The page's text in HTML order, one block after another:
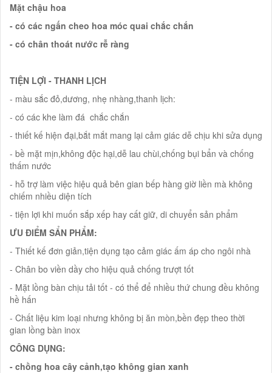
Mặt chậu hoa
- có các ngấn cheo hoa móc quai chắc chắn
- có chân thoát nước rễ ràng
TIỆN LỢI - THANH LỊCH
- màu sắc đỏ,dương, nhẹ nhàng,thanh lịch:
- có các khe làm đá chắc chắn
- thiết kế hiện đại,bắt mắt mang lại cảm giác dễ chịu khi sửa dụng
- bề mặt mịn,không độc hại,dễ lau chùi,chống bụi bẩn và chống
thấm nước
- hỗ trợ làm việc hiệu quả bên gian bếp hàng giờ liền mà không
chiếm nhiều diện tích
- tiện lợi khi muốn sắp xếp hay cất giữ, di chuyển sản phẩm
ƯU ĐIỂM SẨN PHẨM:
- Thiết kế đơn giản,tiện dụng tạo cảm giác ấm áp cho ngôi nhà
- Chân bo viền dầy cho hiệu quả chống trượt tốt
- Mặt lồng bàn chịu tải tốt - có thể để nhiều thứ chung đều không
hề hấn
- Chất liệu kim loại nhưng không bị ăn mòn,bền đẹp theo thời
gian lồng bàn inox
CÔNG DỤNG:
- chồng hoa cây cảnh,tạo không gian xanh